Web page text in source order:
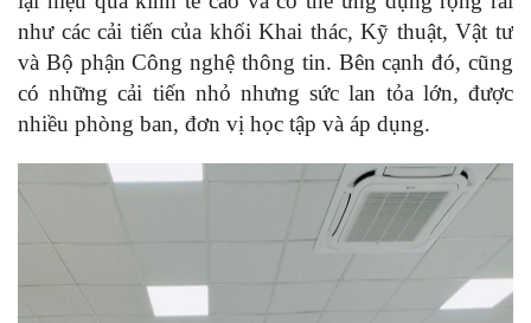
như các cải tiến của khối Khai thác, Kỹ thuật, Vật tư
và Bộ phận Công nghệ thông tin. Bên cạnh đó, cũng
có những cải tiến nhỏ nhưng sức lan tỏa lớn, được
nhiều phòng ban, đơn vị học tập và áp dụng.